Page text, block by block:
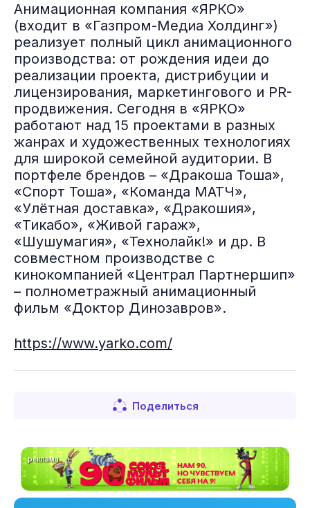
Анимационная компания «ЯРКО»
(входит в «Газпром-Медиа Холдинг»)
реализует полный цикл анимационного
производства: от рождения идеи до
реализации проекта, дистрибуции и
лицензирования, маркетингового и PR-
продвижения. Сегодня в «ЯРКО»
работают над 15 проектами в разных
жанрах и художественных технологиях
для широкой семейной аудитории. В
портфеле брендов – «Дракоша Тоша»,
«Спорт Тоша», «Команда МАТЧ»,
«Улётная доставка», «Дракошия»,
«Тикабо», «Живой гараж»,
«Шушумагия», «Технолайк!» и др. В
совместном производстве с
кинокомпанией «Централ Партнершип»
– полнометражный анимационный
фильм «Доктор Динозавров».
https://www.yarko.com/
Поделиться
реклама